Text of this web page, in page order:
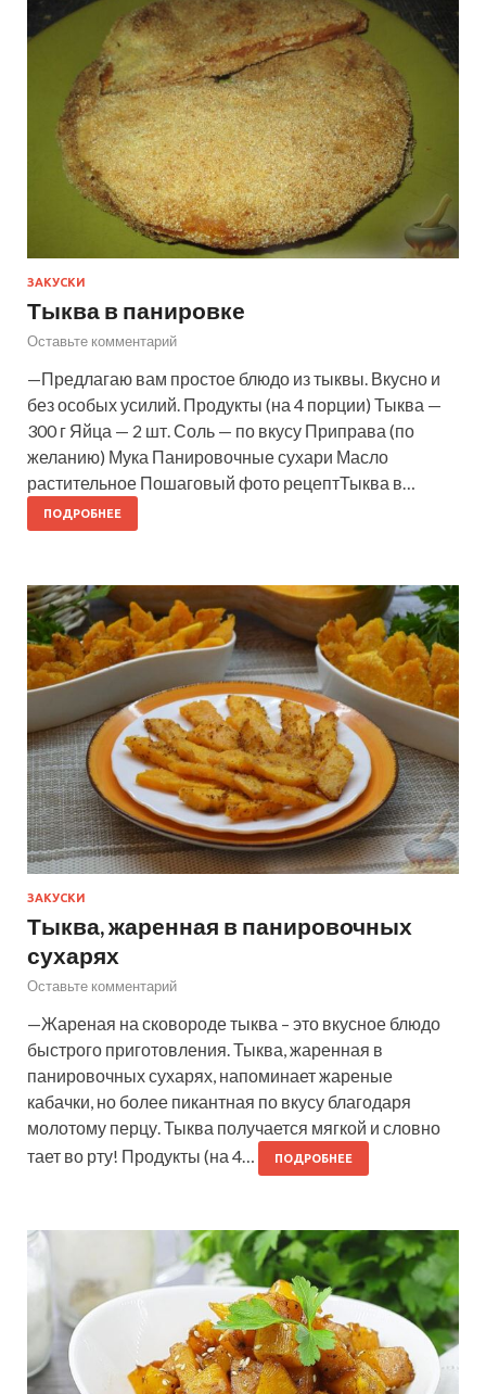
ЗАКУСКИ
Тыква в панировке
Оставьте комментарий
—Предлагаю вам простое блюдо из тыквы. Вкусно и
без особых усилий. Продукты (на 4 порции) Тыква —
300 г Яйца — 2 шт. Соль — по вкусу Приправа (по
желанию) Мука Панировочные сухари Масло
растительное Пошаговый фото рецептТыква в…
ПОДРОБНЕЕ
ЗАКУСКИ
Тыква, жаренная в панировочных
сухарях
Оставьте комментарий
—Жареная на сковороде тыква – это вкусное блюдо
быстрого приготовления. Тыква, жаренная в
панировочных сухарях, напоминает жареные
кабачки, но более пикантная по вкусу благодаря
молотому перцу. Тыква получается мягкой и словно
тает во рту! Продукты (на 4…
ПОДРОБНЕЕ